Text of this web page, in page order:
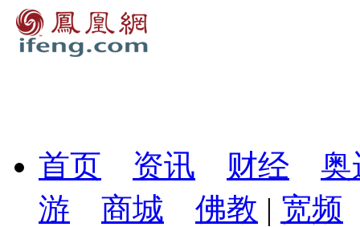
首页 资讯 财经
奥
游
商城 佛教 | 宽频